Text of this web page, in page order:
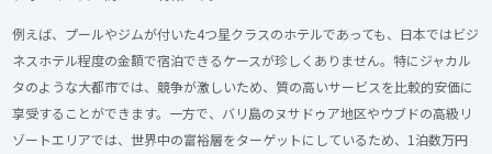
例えば、プールやジムが付いた4つ星クラスのホテルであっても、日本ではビジ
ネスホテル程度の金額で宿泊できるケースが珍しくありません。特にジャカル
タのような大都市では、競争が激しいため、質の高いサービスを比較的安価に
享受することができます。一方で、バリ島のヌサドゥア地区やウブドの高級リ
ゾートエリアでは、世界中の富裕層をターゲットにしているため、1泊数万円